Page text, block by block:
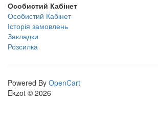
Особистий Кабінет
Особистий Кабінет
Історія замовлень
Закладки
Розсилка
Powered By OpenCart
Ekzot © 2026